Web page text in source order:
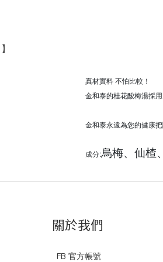
真材實料 不怕比較！
金和泰的桂花酸梅湯採
金和泰永遠為您的健康
成分:烏梅、仙楂
關於我們
FB 官方帳號